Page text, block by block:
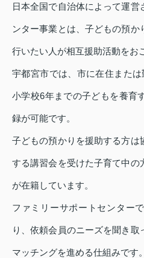
日本全国で自治体によって運
ンター事業とは、子どもの預
行いたい人が相互援助活動をお
宇都宮市では、市に在住また
小学校6年までの子どもを養育
録が可能です。
子どもの預かりを援助する方は
する講習会を受けた子育て中の
が在籍しています。
ファミリーサポートセンター
り、依頼会員のニーズを聞き取
マッチングを進める仕組みです。